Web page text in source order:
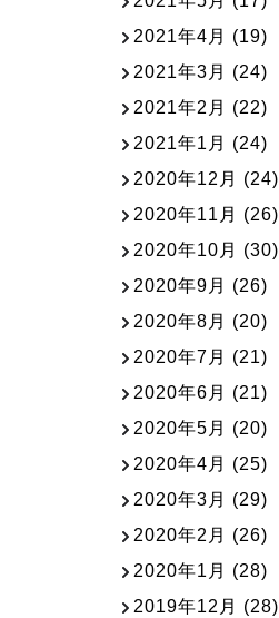
2021年4月 (19)
2021年3月 (24)
2021年2月 (22)
2021年1月 (24)
2020年12月 (24)
2020年11月 (26)
2020年10月 (30)
2020年9月 (26)
2020年8月 (20)
2020年7月 (21)
2020年6月 (21)
2020年5月 (20)
2020年4月 (25)
2020年3月 (29)
2020年2月 (26)
2020年1月 (28)
2019年12月 (28)